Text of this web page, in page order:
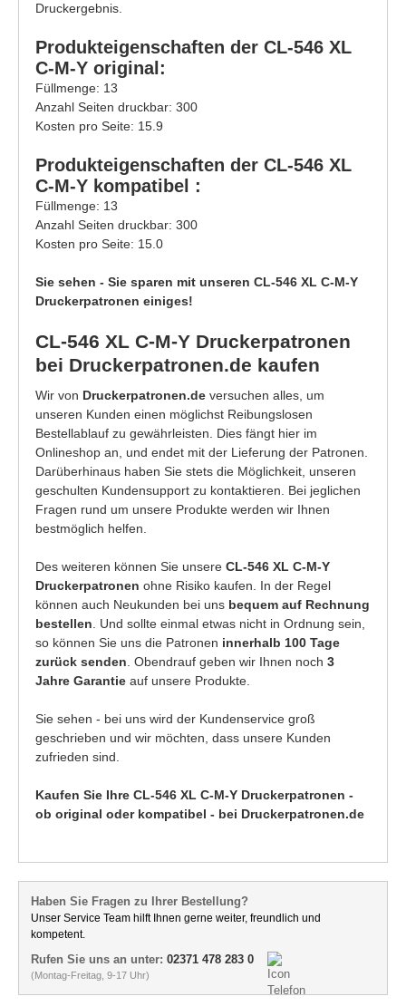
Druckergebnis.
Produkteigenschaften der CL-546 XL
C-M-Y original:
Füllmenge: 13
Anzahl Seiten druckbar: 300
Kosten pro Seite: 15.9
Produkteigenschaften der CL-546 XL
C-M-Y kompatibel :
Füllmenge: 13
Anzahl Seiten druckbar: 300
Kosten pro Seite: 15.0
Sie sehen - Sie sparen mit unseren CL-546 XL C-M-Y
Druckerpatronen einiges!
CL-546 XL C-M-Y Druckerpatronen
bei Druckerpatronen.de kaufen
Wir von Druckerpatronen.de versuchen alles, um
unseren Kunden einen möglichst Reibungslosen
Bestellablauf zu gewährleisten. Dies fängt hier im
Onlineshop an, und endet mit der Lieferung der Patronen.
Darüberhinaus haben Sie stets die Möglichkeit, unseren
geschulten Kundensupport zu kontaktieren. Bei jeglichen
Fragen rund um unsere Produkte werden wir Ihnen
bestmöglich helfen.
Des weiteren können Sie unsere CL-546 XL C-M-Y
Druckerpatronen ohne Risiko kaufen. In der Regel
können auch Neukunden bei uns bequem auf Rechnung
bestellen . Und sollte einmal etwas nicht in Ordnung sein,
so können Sie uns die Patronen innerhalb 100 Tage
zurück senden . Obendrauf geben wir Ihnen noch 3
Jahre Garantie auf unsere Produkte.
Sie sehen - bei uns wird der Kundenservice groß
geschrieben und wir möchten, dass unsere Kunden
zufrieden sind.
Kaufen Sie Ihre CL-546 XL C-M-Y Druckerpatronen -
ob original oder kompatibel - bei Druckerpatronen.de
Haben Sie Fragen zu Ihrer Bestellung?
Unser Service Team hilft Ihnen gerne weiter, freundlich und
kompetent.
Rufen Sie uns an unter: 02371 478 283 0
(Montag-Freitag, 9-17 Uhr)